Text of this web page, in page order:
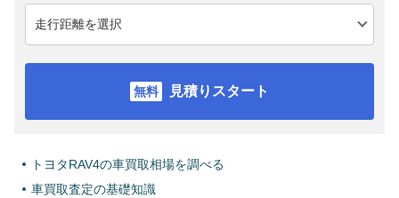
見積りスタート
トヨタRAV4の車買取相場を調べる
車買取査定の基礎知識